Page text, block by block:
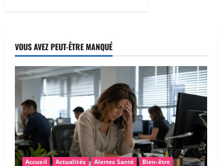
t
i
n
d
’
VOUS AVEZ PEUT-ÊTRE MANQUÉ
Accueil Actualités Alertes Santé Bien-être